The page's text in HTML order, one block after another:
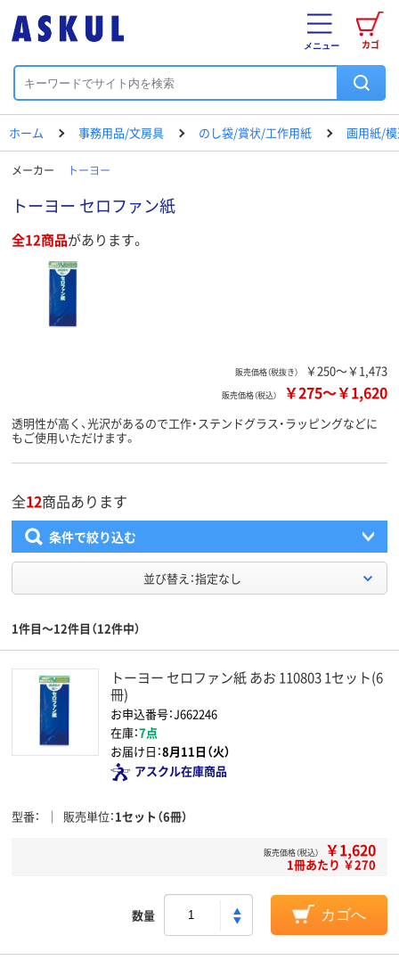
カゴ
メニュー
ホーム 事務用品/文房具 のし袋/賞状/工作用紙 画用紙/
メーカー トーヨー
トーヨー セロファン紙
全12商品があります。
販売価格（税抜き） ￥250～￥1,473
販売価格（税込） ￥275～￥1,620
透明性が高く、光沢があるので工作・ステンドグラス・ラッピングなどに
もご使用いただけます。
全12商品あります
条件で絞り込む
並び替え：指定なし
1件目～12件目（12件中）
トーヨー セロファン紙 あお 110803 1セット(6
冊)
お申込番号：J662246
在庫：7点
お届け日：8月11日（火）
アスクル在庫商品
型番 販売単位 1セット（6冊）
販売価格（税込） ￥1,620
1冊あたり ￥270
数量 カゴへ